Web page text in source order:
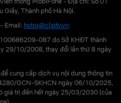
Giấy, Thành phố Hà Nội.
Email: hotro@cliptv.vn
087 do Sở KHĐT thành
29/10/2008, thay đổi lần thứ 8 ngày
cung cấp dịch vụ nội dung thông tin
GCN-SKHCN ngày 06/10/2025,
giá trị đến hết ngày 25/03/2030 (của